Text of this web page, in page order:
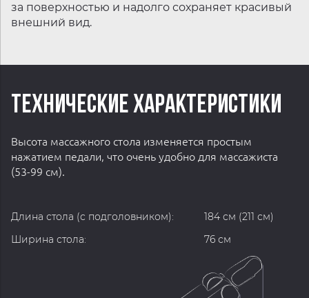
за поверхностью и надолго сохраняет красивый
внешний вид.
ТЕХНИЧЕСКИЕ ХАРАКТЕРИСТИКИ
Высота массажного стола изменяется простым
нажатием педали, что очень удобно для массажиста
(53-99 см).
Длина стола (с подголовником):
184 см (211 см)
Ширина стола:
76 см